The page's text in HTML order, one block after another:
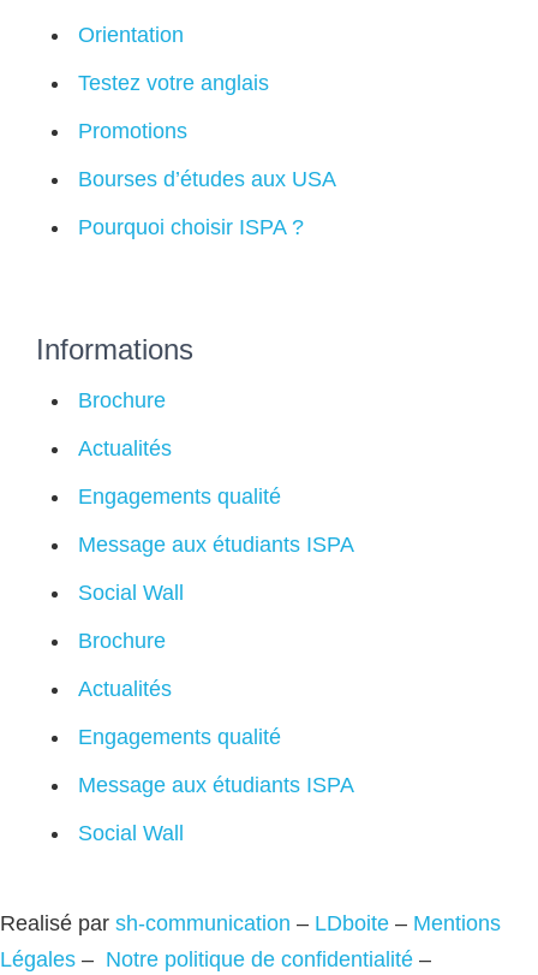
Orientation
Testez votre anglais
Promotions
Bourses d’études aux USA
Pourquoi choisir ISPA ?
Informations
Brochure
Actualités
Engagements qualité
Message aux étudiants ISPA
Social Wall
Brochure
Actualités
Engagements qualité
Message aux étudiants ISPA
Social Wall
Realisé par sh-communication – LDboite – Mentions
Légales – Notre politique de confidentialité –